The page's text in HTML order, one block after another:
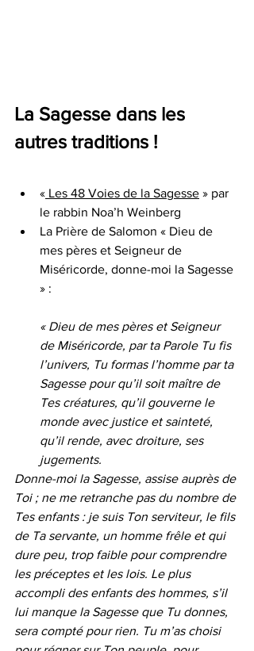
La Sagesse dans les
autres traditions !
« Les 48 Voies de la Sagesse » par
le rabbin Noa’h Weinberg
La Prière de Salomon « Dieu de
mes pères et Seigneur de
Miséricorde, donne-moi la Sagesse
» :
« Dieu de mes pères et Seigneur
de Miséricorde, par ta Parole Tu fis
l’univers, Tu formas l’homme par ta
Sagesse pour qu’il soit maître de
Tes créatures, qu’il gouverne le
monde avec justice et sainteté,
qu’il rende, avec droiture, ses
jugements.
Donne-moi la Sagesse, assise auprès de
Toi ; ne me retranche pas du nombre de
Tes enfants : je suis Ton serviteur, le fils
de Ta servante, un homme frêle et qui
dure peu, trop faible pour comprendre
les préceptes et les lois. Le plus
accompli des enfants des hommes, s’il
lui manque la Sagesse que Tu donnes,
sera compté pour rien. Tu m’as choisi